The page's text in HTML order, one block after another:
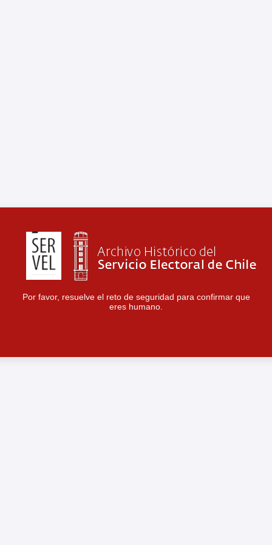
Por favor, resuelve el reto de seguridad para confirmar que
eres humano.